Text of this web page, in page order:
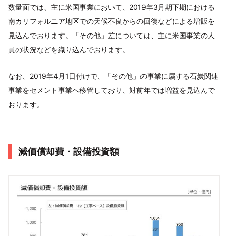
数量面では、主に米国事業において、2019年3月期下期における
南カリフォルニア地区での天候不良からの回復などによる増販を
見込んでおります。「その他」差については、主に米国事業の人
員の状況などを織り込んでおります。
なお、2019年4月1日付けで、「その他」の事業に属する石炭関連
事業をセメント事業へ移管しており、対前年では増益を見込んで
おります。
減価償却費・設備投資額